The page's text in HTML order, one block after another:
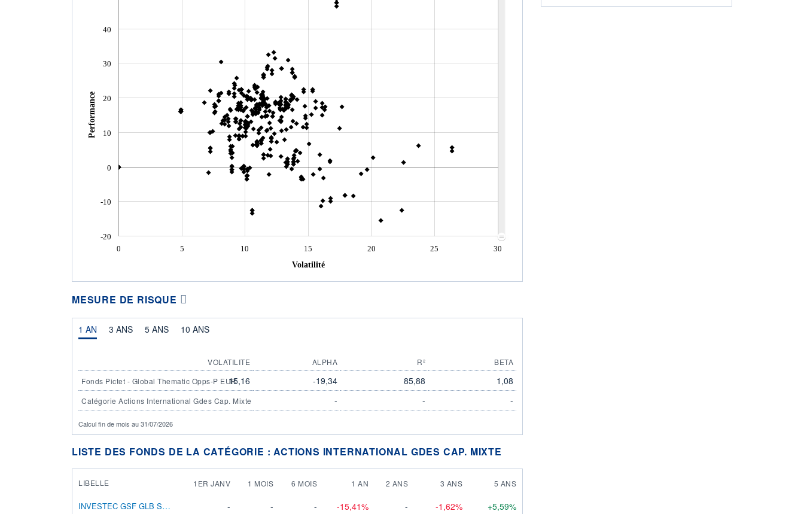
-20
-10
0
10
20
30
40
Performance
0 5 10 15 20 25
30
Volatilité
MESURE DE RISQUE
1 AN 3 ANS 5 ANS 10 ANS
VOLATILITE ALPHA R²
BETA
Fonds Pictet - Global Thematic Opps-P EUR15,16 -19,34 85,88 1,08
Catégorie Actions International Gdes Cap. Mixte
- - - -
Calcul fin de mois au 31/07/2026
LISTE DES FONDS DE LA CATÉGORIE : ACTIONS INTERNATIONAL GDES CAP. MIXTE
LIBELLE 1ER JANV 1 MOIS 6 MOIS 1 AN 2 ANS 3 ANS 5 ANS
INVESTEC GSF GLB STRAT EQ S INC EUR - - - -15,41% - -1,62%
+5,59%